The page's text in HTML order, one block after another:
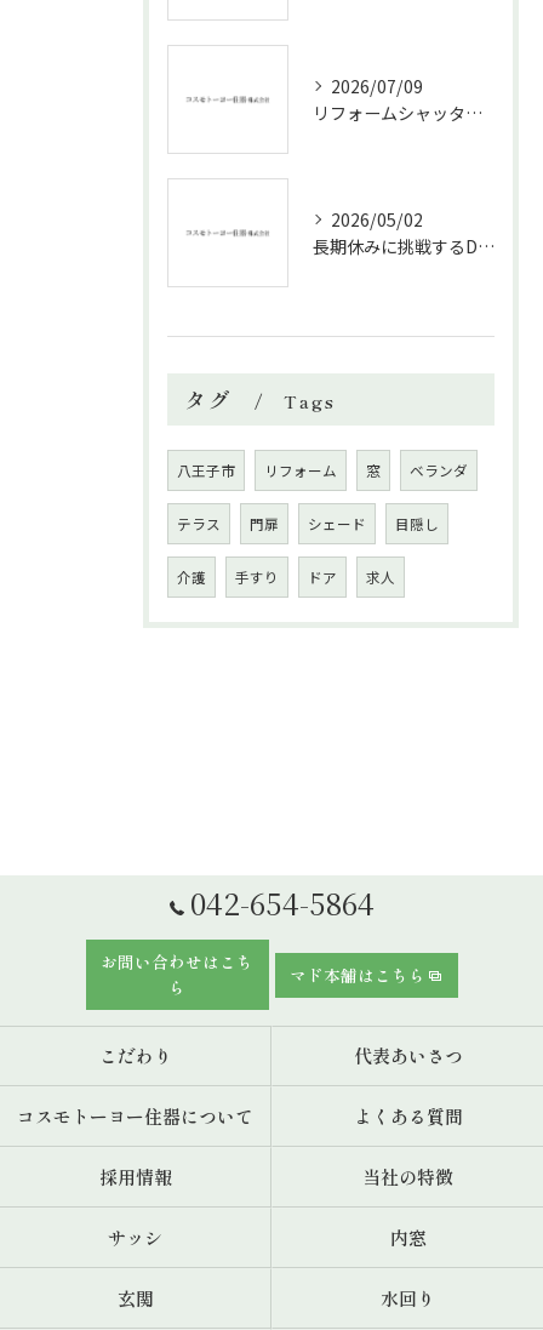
2026/07/09
リフォームシャッターで叶える台風対策の効果的方法
2026/05/02
長期休みに挑戦するDIYリフォームの極意
タグ Tags
八王子市 リフォーム 窓 ベランダ
テラス 門扉 シェード 目隠し
介護 手すり ドア 求人
042-654-5864
お問い合わせはこち
ら
マド本舗はこちら
こだわり 代表あいさつ
コスモトーヨー住器について よくある質問
採用情報 当社の特徴
サッシ 内窓
玄関 水回り